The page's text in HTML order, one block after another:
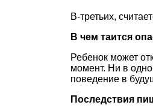
В-третьих,
В чем таится
Ребенок может
момент. Ни в
поведение в
Последствия